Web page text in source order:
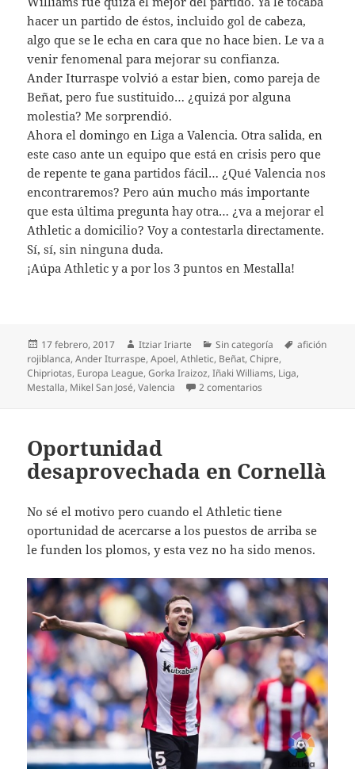
hacer un partido de éstos, incluido gol de cabeza,
algo que se le echa en cara que no hace bien. Le va a
venir fenomenal para mejorar su confianza.
Ander Iturraspe volvió a estar bien, como pareja de
Beñat, pero fue sustituido… ¿quizá por alguna
molestia? Me sorprendió.
Ahora el domingo en Liga a Valencia. Otra salida, en
este caso ante un equipo que está en crisis pero que
de repente te gana partidos fácil… ¿Qué Valencia nos
encontraremos? Pero aún mucho más importante
que esta última pregunta hay otra… ¿va a mejorar el
Athletic a domicilio? Voy a contestarla directamente.
Sí, sí, sin ninguna duda.
¡Aúpa Athletic y a por los 3 puntos en Mestalla!
Publicado
el
17 febrero, 2017 Autor
Itziar Iriarte Categorías
Sin categoría Etiquetas
afición
rojiblanca,Ander Iturraspe,Apoel,Athletic, Beñat,Chipre,
Chipriotas, Europa League,Gorka Iraizoz,Iñaki Williams, Liga,
Mestalla, Mikel San José,Valencia 2 comentarios
Oportunidad
desaprovechada en Cornellà
No sé el motivo pero cuando el Athletic tiene
oportunidad de acercarse a los puestos de arriba se
le funden los plomos, y esta vez no ha sido menos.